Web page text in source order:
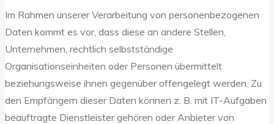
Im Rahmen unserer Verarbeitung von personenbezogenen
Daten kommt es vor, dass diese an andere Stellen,
Unternehmen, rechtlich selbstständige
Organisationseinheiten oder Personen übermittelt
beziehungsweise ihnen gegenüber offengelegt werden. Zu
den Empfängern dieser Daten können z. B. mit IT-Aufgaben
beauftragte Dienstleister gehören oder Anbieter von